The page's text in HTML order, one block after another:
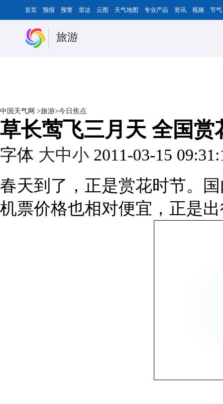
首页 预报 预警 雷达 云图 天气地图 专业产品 资讯 视频 节气
旅游
中国天气网 >旅游>今日焦点
草长莺飞三月天 全国赏
字体 大中小 2011-03-15
春天到了，正是赏花时节。
机票价格也相对便宜，正是